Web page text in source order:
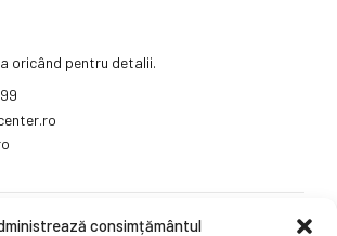
consimțământul
oricând pentru detalii.